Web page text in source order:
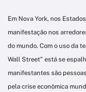
Em Nova York, nos
manifestação nos
do mundo. Com o uso da
Wall Street" está se
manifestantes são
pela crise econômica